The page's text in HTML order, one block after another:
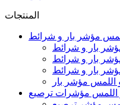
المنتجات
مؤشر بار و شرائط
مؤشر بار و شرائط
بار و شرائط
بار و شرائط
اللمس مؤشر بار
اللمس مؤشرات ترصيع